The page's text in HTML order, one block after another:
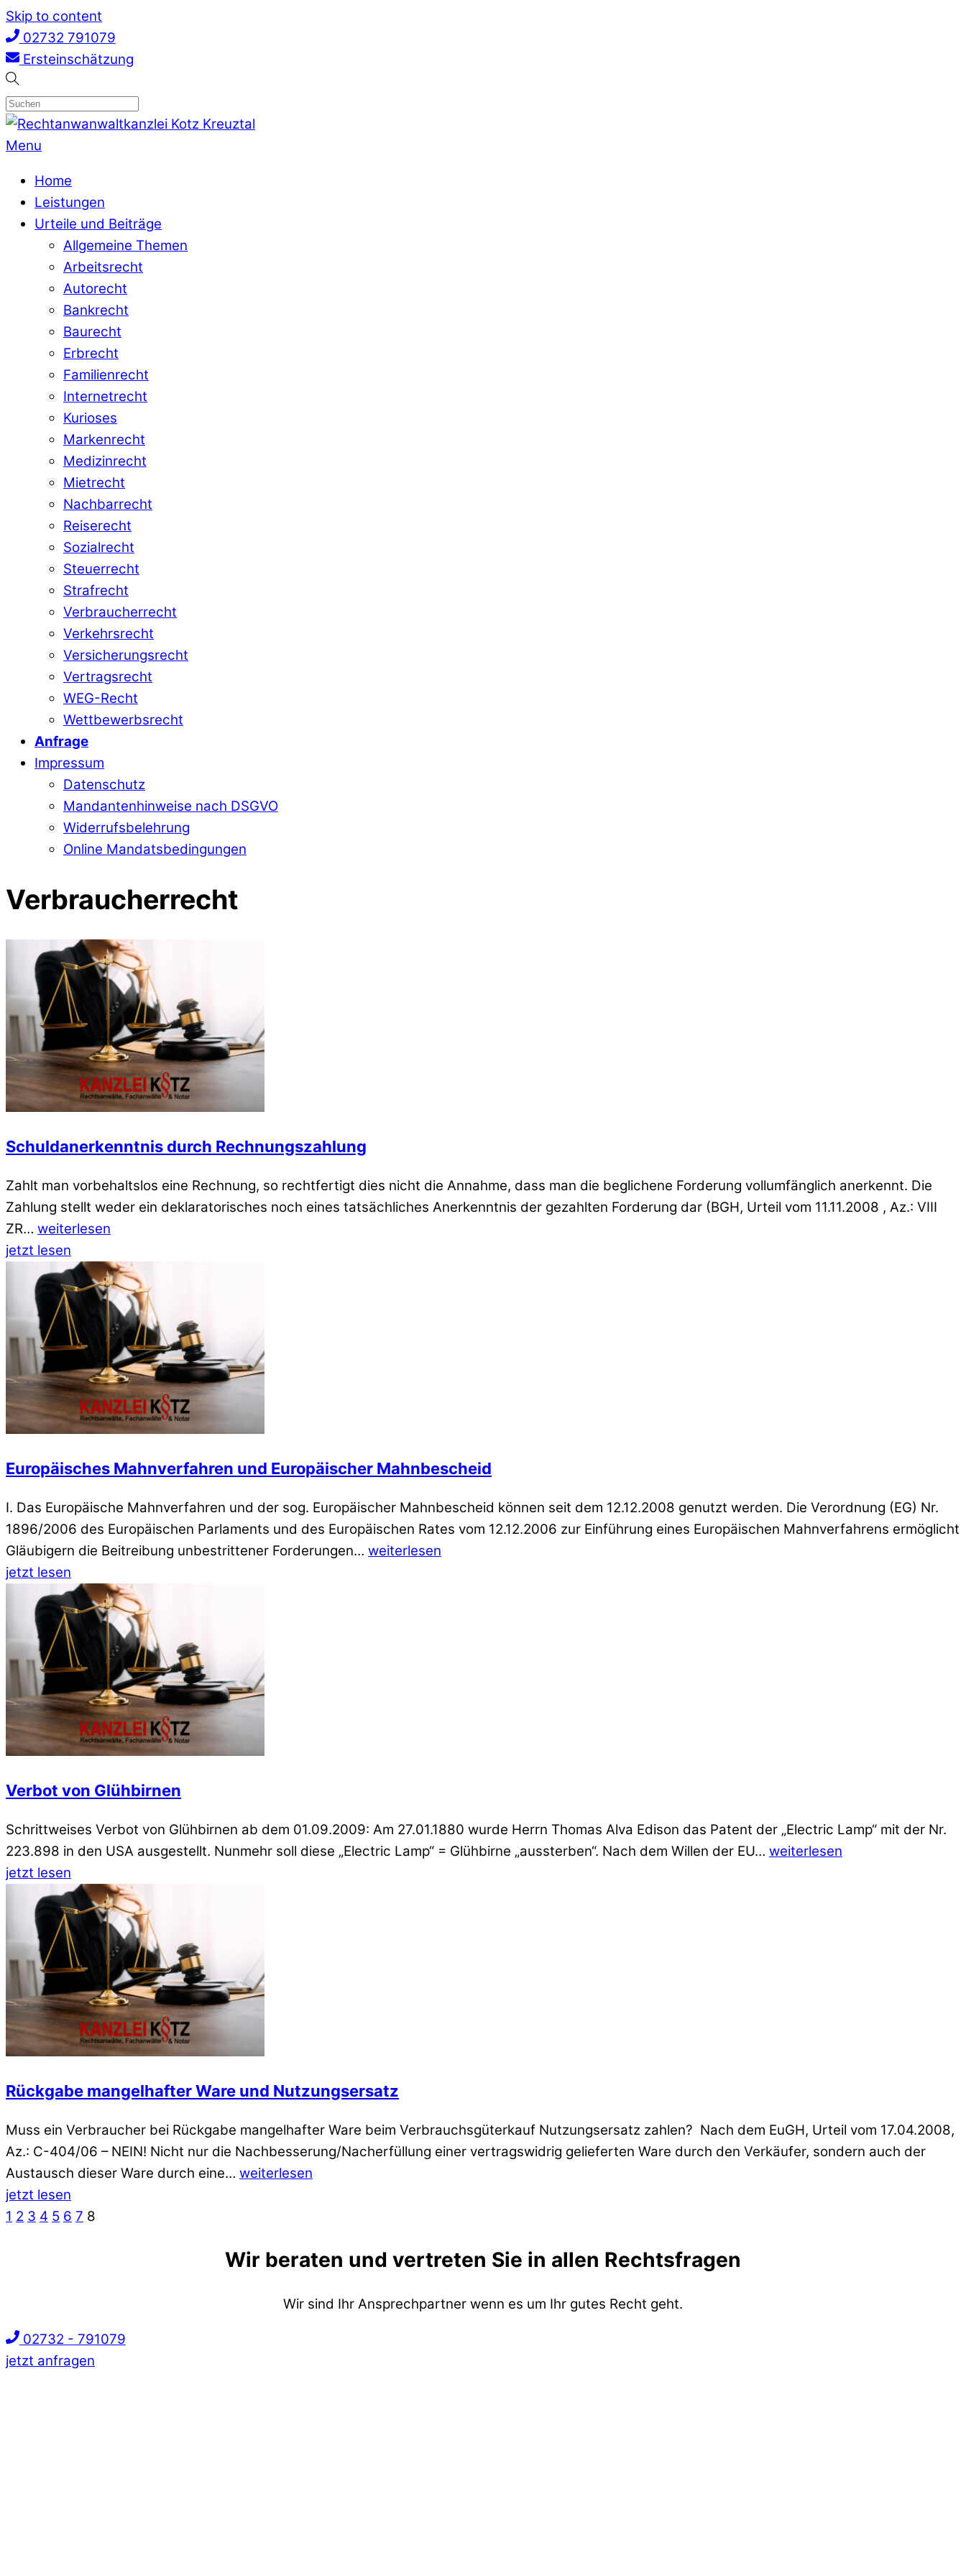
Skip to content
02732 791079
Ersteinschätzung
Menu
Home
Leistungen
Urteile und Beiträge
Allgemeine Themen
Arbeitsrecht
Autorecht
Bankrecht
Baurecht
Erbrecht
Familienrecht
Internetrecht
Kurioses
Markenrecht
Medizinrecht
Mietrecht
Nachbarrecht
Reiserecht
Sozialrecht
Steuerrecht
Strafrecht
Verbraucherrecht
Verkehrsrecht
Versicherungsrecht
Vertragsrecht
WEG-Recht
Wettbewerbsrecht
Anfrage
Impressum
Datenschutz
Mandantenhinweise nach DSGVO
Widerrufsbelehrung
Online Mandatsbedingungen
Verbraucherrecht
Schuldanerkenntnis durch Rechnungszahlung
Zahlt man vorbehaltslos eine Rechnung, so rechtfertigt dies nicht die Annahme, dass man die beglichene Forderung vollumfänglich anerkennt. Die
Zahlung stellt weder ein deklaratorisches noch eines tatsächliches Anerkenntnis der gezahlten Forderung dar (BGH, Urteil vom 11.11.2008 , Az.: VIII
ZR… weiterlesen
jetzt lesen
Europäisches Mahnverfahren und Europäischer Mahnbescheid
I. Das Europäische Mahnverfahren und der sog. Europäischer Mahnbescheid können seit dem 12.12.2008 genutzt werden. Die Verordnung (EG) Nr.
1896/2006 des Europäischen Parlaments und des Europäischen Rates vom 12.12.2006 zur Einführung eines Europäischen Mahnverfahrens ermöglicht
Gläubigern die Beitreibung unbestrittener Forderungen… weiterlesen
jetzt lesen
Verbot von Glühbirnen
Schrittweises Verbot von Glühbirnen ab dem 01.09.2009: Am 27.01.1880 wurde Herrn Thomas Alva Edison das Patent der „Electric Lamp“ mit der Nr.
223.898 in den USA ausgestellt. Nunmehr soll diese „Electric Lamp“ = Glühbirne „aussterben“. Nach dem Willen der EU… weiterlesen
jetzt lesen
Rückgabe mangelhafter Ware und Nutzungsersatz
Muss ein Verbraucher bei Rückgabe mangelhafter Ware beim Verbrauchsgüterkauf Nutzungsersatz zahlen? Nach dem EuGH, Urteil vom 17.04.2008,
Az.: C-404/06 – NEIN! Nicht nur die Nachbesserung/Nacherfüllung einer vertragswidrig gelieferten Ware durch den Verkäufer, sondern auch der
Austausch dieser Ware durch eine… weiterlesen
jetzt lesen
1 2 3 4 5 6 7 8
Wir beraten und vertreten Sie in allen Rechtsfragen
Wir sind Ihr Ansprechpartner wenn es um Ihr gutes Recht geht.
02732 - 791079
jetzt anfragen